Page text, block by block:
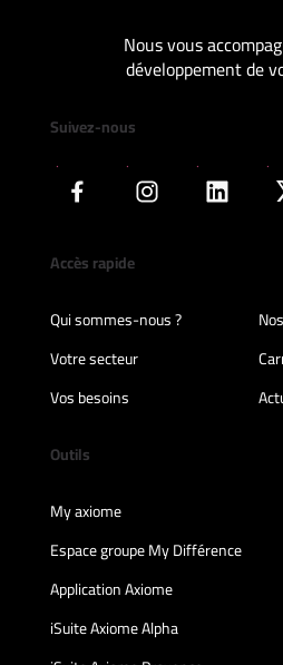
Nous vous
développement de
Suivez-nous
Accès rapide
Qui sommes-nous ?
Votre secteur
Vos besoins
Outils
My axiome
Espace groupe My Différence
Application Axiome
iSuite Axiome Alpha